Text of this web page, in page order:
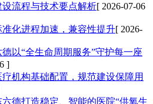
流程与技术要点解析[ 2026-07-06
化进程加速，兼容性提升[ 2026-
以“全生命周期服务”守护每一座
]
机构基础配置，规范建设保障用
德打造稳定、智能的医院“供氧生